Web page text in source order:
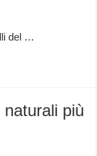
del …
più